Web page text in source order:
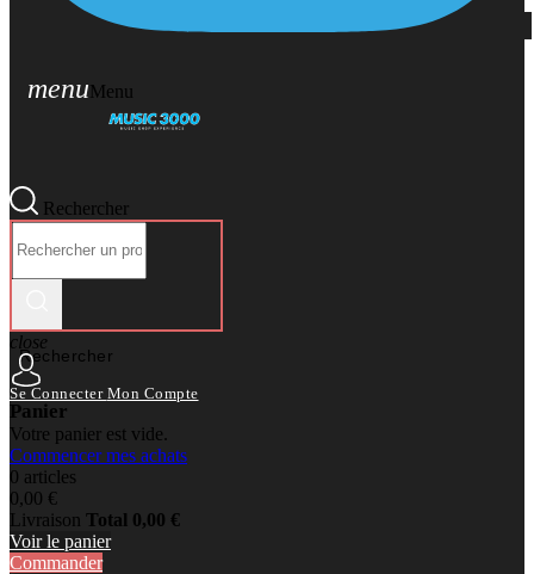
menuMenu
Rechercher
Rechercher
close
Se Connecter Mon Compte
Panier
Votre panier est vide.
Commencer mes achats
0 articles
0,00 €
Livraison Total 0,00 €
Voir le panier
Commander